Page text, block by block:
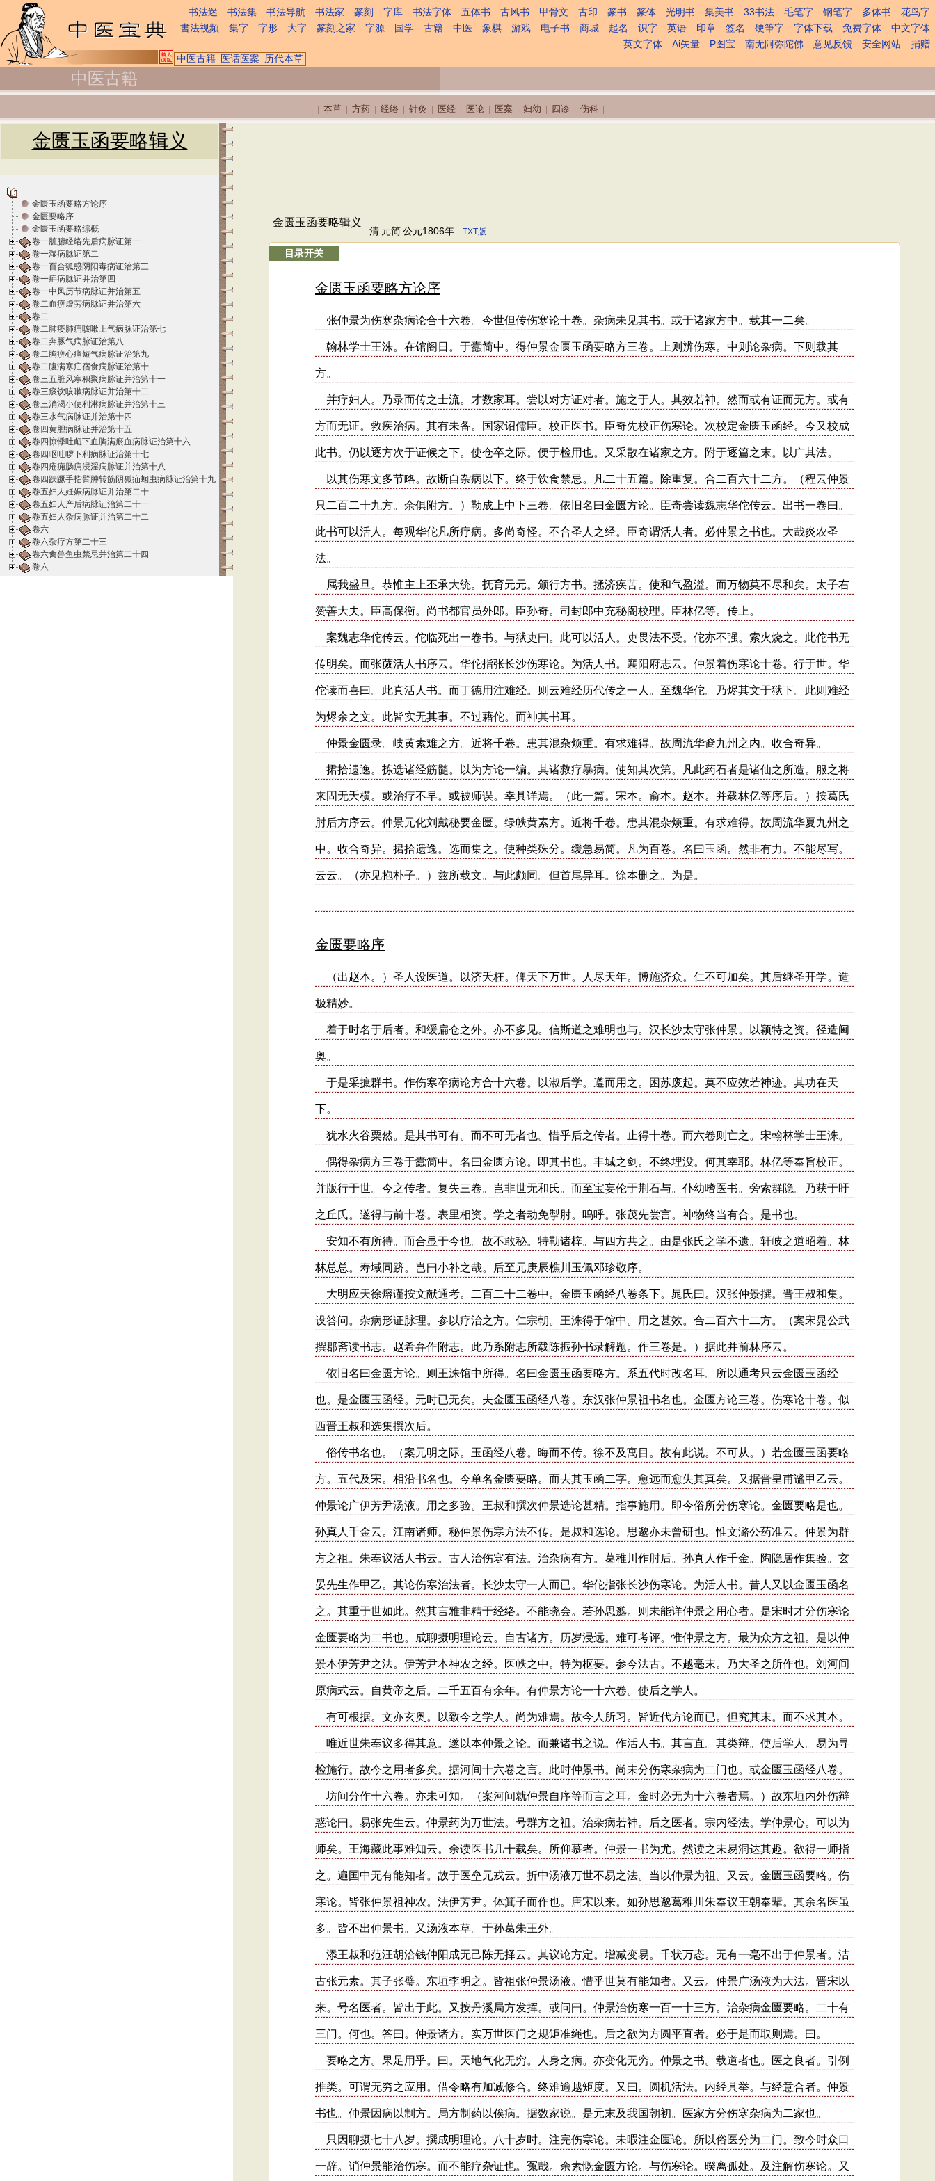
书法迷 书法集 书法导航 书法家 篆刻 字库 书法字体 五体书 古风书 甲骨文 古印 篆书 篆体 光明书 集美书 33书法 毛笔字 钢笔字 多体书
花鸟字
書法视频
集字 字形 大字 篆刻之家 字源 国学 古籍 中医 象棋 游戏 电子书 商城 起名 识字 英语 印章 签名 硬筆字 字体下载 免费字体
中文字体
英文字体
Ai矢量 P图宝 南无阿弥陀佛 意见反馈 安全网站
捐赠
中医古籍 医话医案 历代本草
中医古籍
本草 方药 经络 针灸 医经 医论 医案 妇幼 四诊 伤科
金匮玉函要略辑义
金匮玉函要略方论序
金匮要略序
金匮玉函要略综概
卷一脏腑经络先后病脉证第一
卷一湿病脉证第二
卷一百合狐惑阴阳毒病证治第三
卷一疟病脉证并治第四
卷一中风历节病脉证并治第五
卷二血痹虚劳病脉证并治第六
卷二
卷二肺痿肺痈咳嗽上气病脉证治第七
卷二奔豚气病脉证治第八
卷二胸痹心痛短气病脉证治第九
卷二腹满寒疝宿食病脉证治第十
卷三五脏风寒积聚病脉证并治第十一
卷三痰饮咳嗽病脉证并治第十二
卷三消渴小便利淋病脉证并治第十三
卷三水气病脉证并治第十四
卷四黄胆病脉证并治第十五
卷四惊悸吐衄下血胸满瘀血病脉证治第十六
卷四呕吐哕下利病脉证治第十七
卷四疮痈肠痈浸淫病脉证并治第十八
卷四趺蹶手指臂肿转筋阴狐疝蛔虫病脉证治第十九
卷五妇人妊娠病脉证并治第二十
卷五妇人产后病脉证治第二十一
卷五妇人杂病脉证并治第二十二
卷六
卷六杂疗方第二十三
卷六禽兽鱼虫禁忌并治第二十四
卷六
金匮玉函要略辑义
清 元简 公元1806年 TXT版
目录开关